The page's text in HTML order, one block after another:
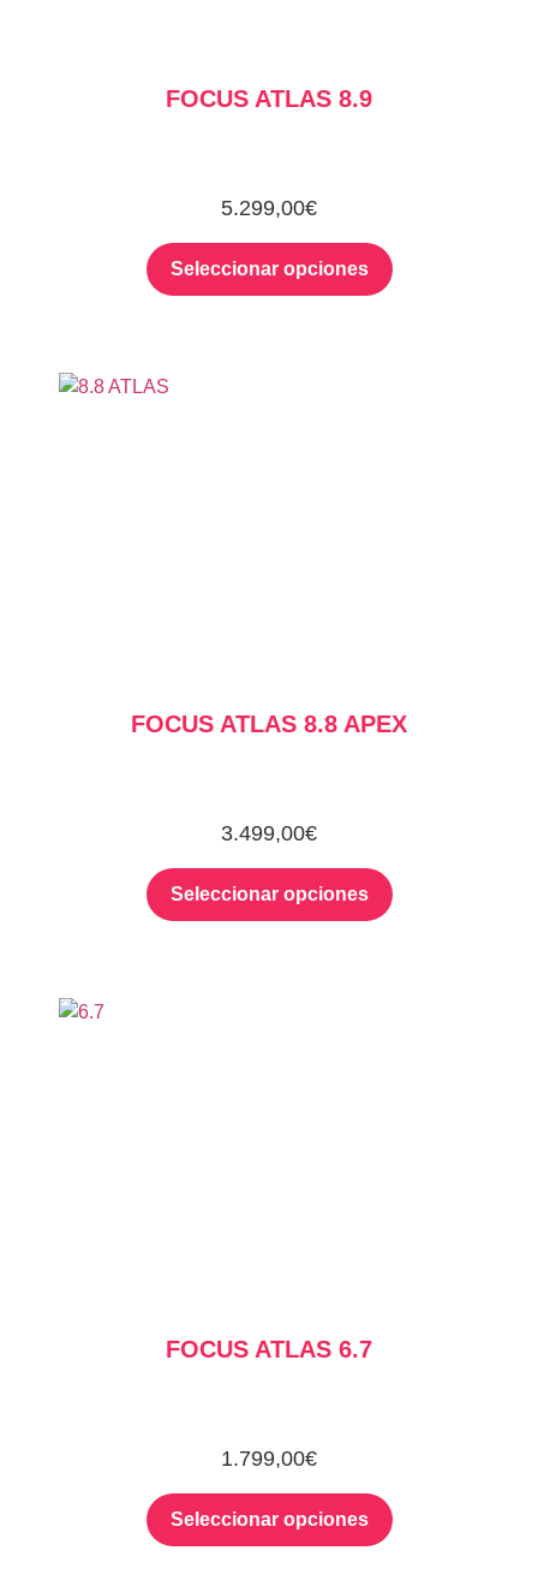
FOCUS ATLAS 8.9
5.299,00€
Seleccionar opciones
FOCUS ATLAS 8.8 APEX
3.499,00€
Seleccionar opciones
FOCUS ATLAS 6.7
1.799,00€
Seleccionar opciones